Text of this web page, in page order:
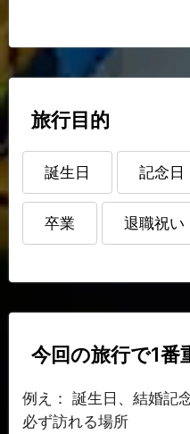
旅行目的
誕生日 記念日
卒業 退職祝い
今回の旅行で1番
例え： 誕生日、結婚記
必ず訪れる場所